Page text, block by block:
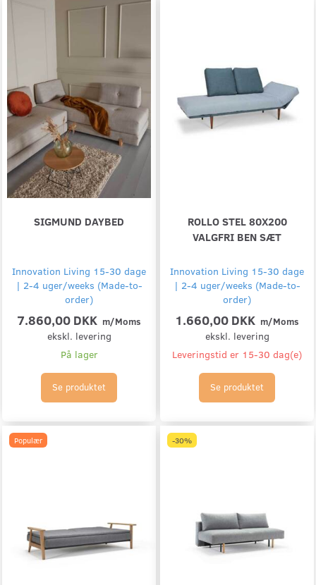
SIGMUND DAYBED
Innovation Living 15-30 dage
| 2-4 uger/weeks (Made-to-
order)
7.860,00 DKK m/Moms
ekskl. levering
På lager
Se produktet
ROLLO STEL 80X200
VALGFRI BEN SÆT
Innovation Living 15-30 dage
| 2-4 uger/weeks (Made-to-
order)
1.660,00 DKK m/Moms
ekskl. levering
Leveringstid er 15-30 dag(e)
Se produktet
Populær -30%